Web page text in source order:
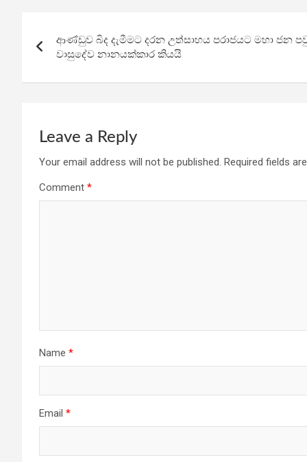
o
o
k
A
p
p
a
m
navigation
ආණ්ඩුව බිද දැමීමට දරන උත්සාහය පරාජයට මහා ජන
වාසුදේව නානයක්කාර කියයි
Leave a Reply
Your email address will not be published. Required fields
Comment *
Name *
Email *